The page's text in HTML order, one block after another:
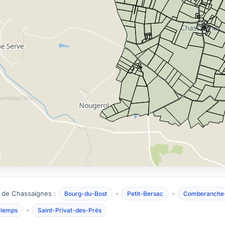
Chassaignes : Bourg-du-Bost - Petit-Bersac -
- Saint-Privat-des-Prés